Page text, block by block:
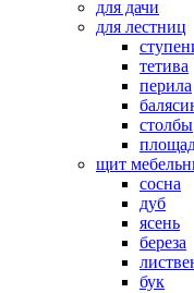
для дачи
для лестниц
тетива
перила
столбы
щит
сосна
дуб
ясень
береза
бук